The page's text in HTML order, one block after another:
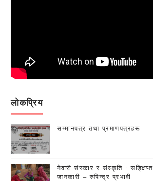
लोकप्रिय
सम्मानपत्र तथा प्रमाणपत्रहरू
नेवारी संस्कार र संस्कृति : सङ्क्षिप्त
जानकारी – रुपिन्द्र प्रभावी